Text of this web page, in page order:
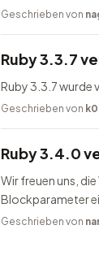
Geschrieben von
Ruby 3.3.7
Ruby 3.3.7 wurde
Geschrieben von
Ruby 3.4.0
Wir freuen uns,
Blockparameter
Geschrieben von